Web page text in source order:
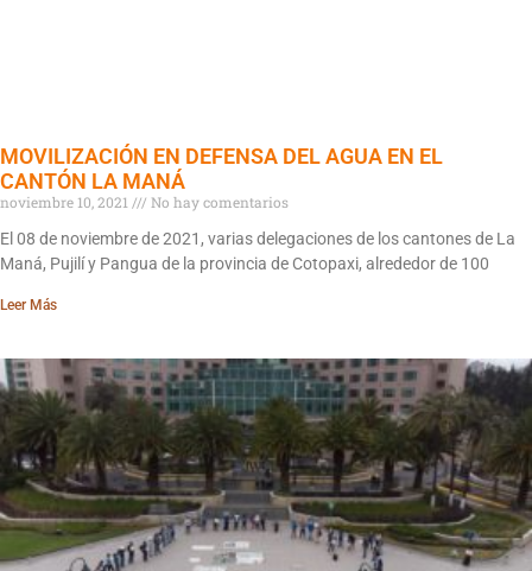
MOVILIZACIÓN EN DEFENSA DEL AGUA EN EL
CANTÓN LA MANÁ
noviembre 10, 2021
No hay comentarios
El 08 de noviembre de 2021, varias delegaciones de los cantones de La
Maná, Pujilí y Pangua de la provincia de Cotopaxi, alrededor de 100
Leer Más